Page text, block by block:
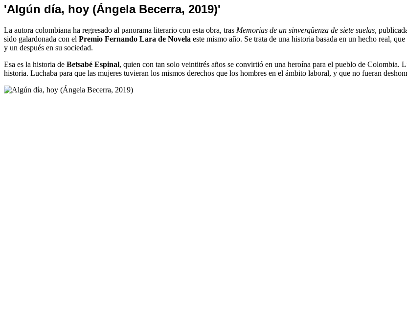
'Algún día, hoy (Ángela Becerra, 2019)'
La autora colombiana ha regresado al panorama literario con esta obra, tras Memorias de un sinvergüenza de siete suelas,
sido galardonada con el Premio Fernando Lara de Novela este mismo año. Se trata de una historia basada en un hecho real,
y un después en su sociedad.
Esa es la historia de Betsabé Espinal, quien con tan solo veintitrés años se convirtió en una heroína para el pueblo de Colombia.
historia. Luchaba para que las mujeres tuvieran los mismos derechos que los hombres en el ámbito laboral, y que no fueran